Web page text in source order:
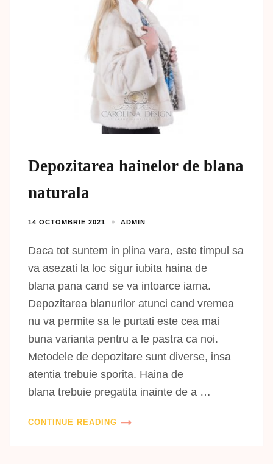
Depozitarea hainelor de blana
naturala
14 OCTOMBRIE 2021 ADMIN
Daca tot suntem in plina vara, este timpul sa
va asezati la loc sigur iubita haina de
blana pana cand se va intoarce iarna.
Depozitarea blanurilor atunci cand vremea
nu va permite sa le purtati este cea mai
buna varianta pentru a le pastra ca noi.
Metodele de depozitare sunt diverse, insa
atentia trebuie sporita. Haina de
blana trebuie pregatita inainte de a …
CONTINUE READING